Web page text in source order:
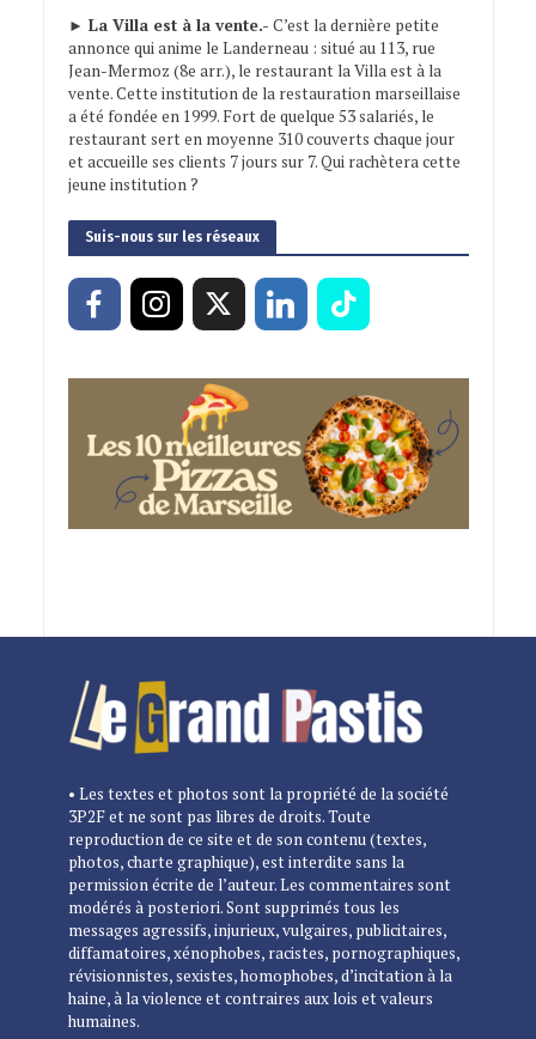
► La Villa est à la vente.- C’est la dernière petite
annonce qui anime le Landerneau : situé au 113, rue
Jean-Mermoz (8e arr.), le restaurant la Villa est à la
vente. Cette institution de la restauration marseillaise
a été fondée en 1999. Fort de quelque 53 salariés, le
restaurant sert en moyenne 310 couverts chaque jour
et accueille ses clients 7 jours sur 7. Qui rachètera cette
jeune institution ?
Suis-nous sur les réseaux
• Les textes et photos sont la propriété de la société
3P2F et ne sont pas libres de droits. Toute
reproduction de ce site et de son contenu (textes,
photos, charte graphique), est interdite sans la
permission écrite de l’auteur. Les commentaires sont
modérés à posteriori. Sont supprimés tous les
messages agressifs, injurieux, vulgaires, publicitaires,
diffamatoires, xénophobes, racistes, pornographiques,
révisionnistes, sexistes, homophobes, d’incitation à la
haine, à la violence et contraires aux lois et valeurs
humaines.